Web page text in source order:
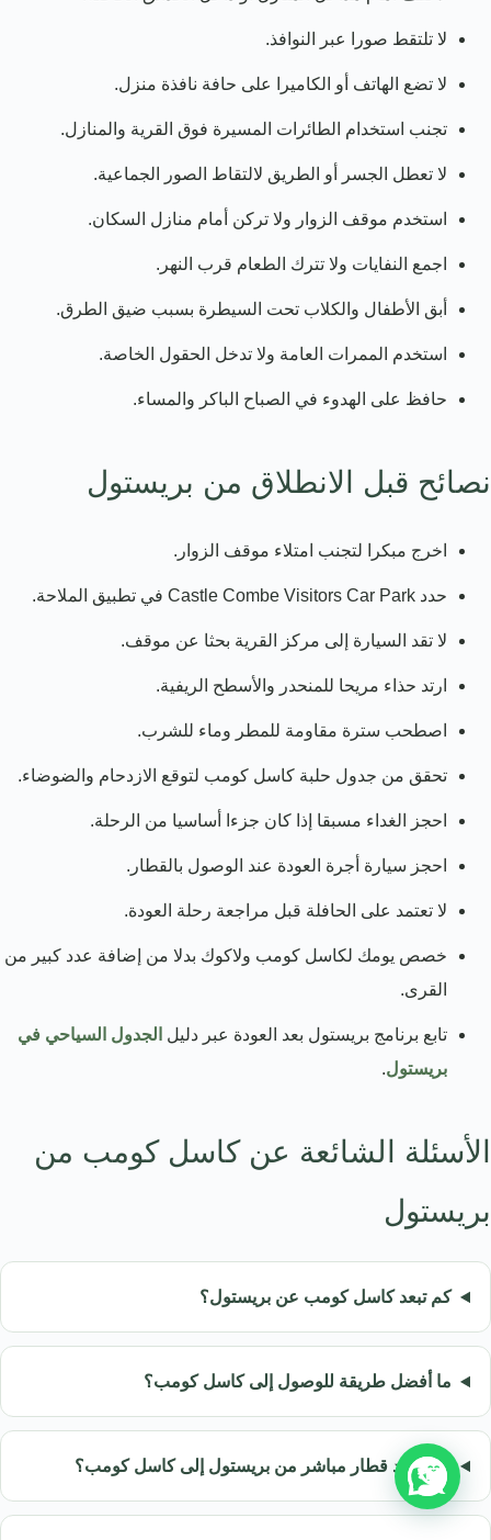
لا تلتقط صورا عبر النوافذ.
لا تضع الهاتف أو الكاميرا على حافة نافذة منزل.
تجنب استخدام الطائرات المسيرة فوق القرية والمنازل.
لا تعطل الجسر أو الطريق لالتقاط الصور الجماعية.
استخدم موقف الزوار ولا تركن أمام منازل السكان.
اجمع النفايات ولا تترك الطعام قرب النهر.
أبق الأطفال والكلاب تحت السيطرة بسبب ضيق الطرق.
استخدم الممرات العامة ولا تدخل الحقول الخاصة.
حافظ على الهدوء في الصباح الباكر والمساء.
نصائح قبل الانطلاق من بريستول
اخرج مبكرا لتجنب امتلاء موقف الزوار.
حدد Castle Combe Visitors Car Park في تطبيق الملاحة.
لا تقد السيارة إلى مركز القرية بحثا عن موقف.
ارتد حذاء مريحا للمنحدر والأسطح الريفية.
اصطحب سترة مقاومة للمطر وماء للشرب.
تحقق من جدول حلبة كاسل كومب لتوقع الازدحام والضوضاء.
احجز الغداء مسبقا إذا كان جزءا أساسيا من الرحلة.
احجز سيارة أجرة العودة عند الوصول بالقطار.
لا تعتمد على الحافلة قبل مراجعة رحلة العودة.
خصص يومك لكاسل كومب ولاكوك بدلا من إضافة عدد كبير من
القرى.
تابع برنامج بريستول بعد العودة عبر دليل الجدول السياحي في
بريستول.
الأسئلة الشائعة عن كاسل كومب من
بريستول
كم تبعد كاسل كومب عن بريستول؟
ما أفضل طريقة للوصول إلى كاسل كومب؟
هل يوجد قطار مباشر من بريستول إلى كاسل كومب؟